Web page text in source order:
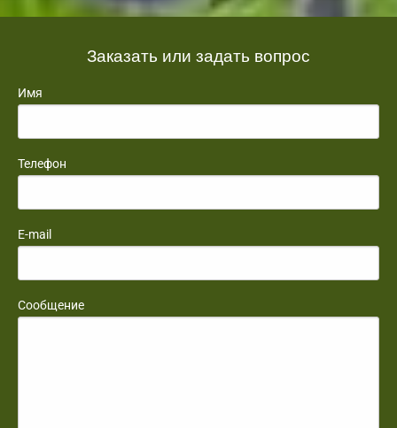
Заказать или задать вопрос
Имя
Телефон
E-mail
Сообщение